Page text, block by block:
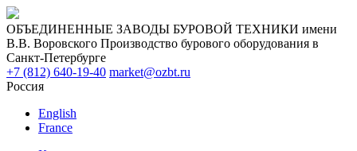
ОБЪЕДИНЕННЫЕ ЗАВОДЫ БУРОВОЙ ТЕХНИКИ имени
В.В. Воровского Производство бурового оборудования в
Санкт-Петербурге
+7 (812) 640-19-40 market@ozbt.ru
Россия
English
France